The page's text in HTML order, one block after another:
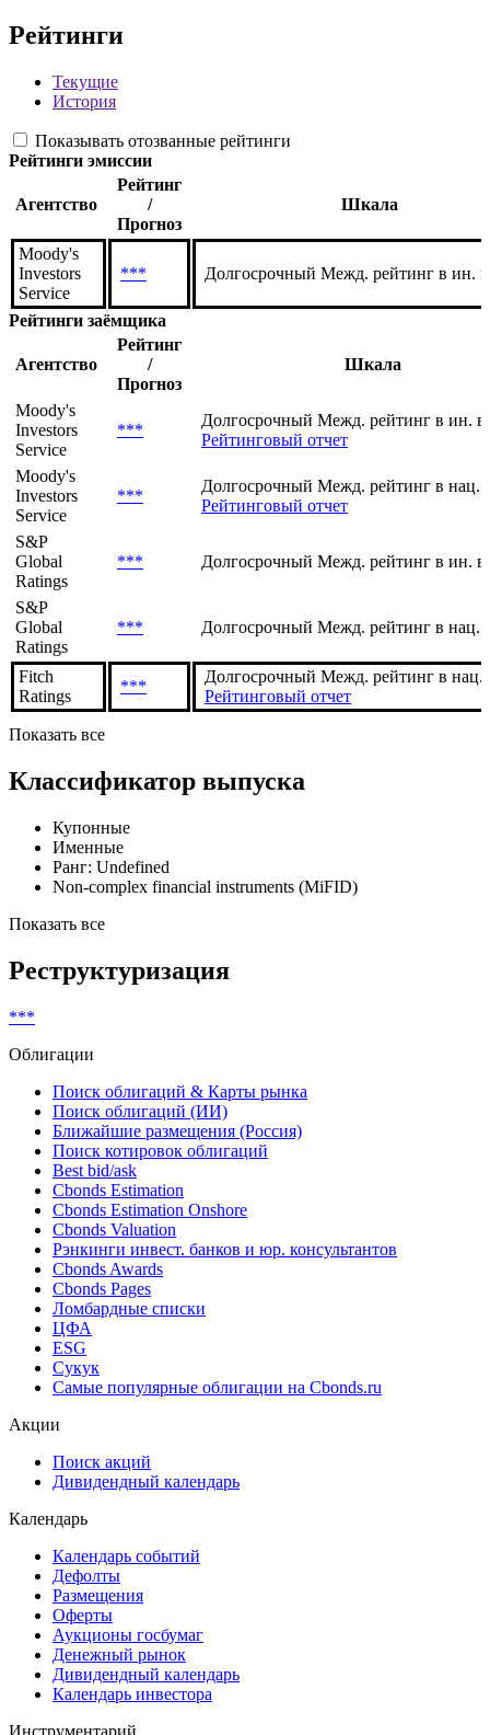
Рейтинги
Текущие
История
Показывать отозванные рейтинги
Рейтинги эмиссии
Агентство
Рейтинг
/
Прогноз
Шкала
Moody's
Investors
Service
*** Долгосрочный Межд. рейтинг в ин.
Рейтинги заёмщика
Агентство
Рейтинг
/
Прогноз
Шкала
Moody's
Investors
Service
***
Долгосрочный Межд. рейтинг в ин.
Рейтинговый отчет
Moody's
Investors
Service
***
Долгосрочный Межд. рейтинг в нац.
Рейтинговый отчет
S&P
Global
Ratings
*** Долгосрочный Межд. рейтинг в ин.
S&P
Global
Ratings
*** Долгосрочный Межд. рейтинг в нац.
Fitch
Ratings
***
Долгосрочный Межд. рейтинг в нац.
Рейтинговый отчет
Показать все
Классификатор выпуска
Купонные
Именные
Ранг: Undefined
Non-complex financial instruments (MiFID)
Показать все
Реструктуризация
***
Облигации
Поиск облигаций & Карты рынка
Поиск облигаций (ИИ)
Ближайшие размещения (Россия)
Поиск котировок облигаций
Best bid/ask
Cbonds Estimation
Cbonds Estimation Onshore
Cbonds Valuation
Рэнкинги инвест. банков и юр. консультантов
Cbonds Awards
Cbonds Pages
Ломбардные списки
ЦФА
ESG
Сукук
Самые популярные облигации на Cbonds.ru
Акции
Поиск акций
Дивидендный календарь
Календарь
Календарь событий
Дефолты
Размещения
Оферты
Аукционы госбумаг
Денежный рынок
Дивидендный календарь
Календарь инвестора
Инструментарий